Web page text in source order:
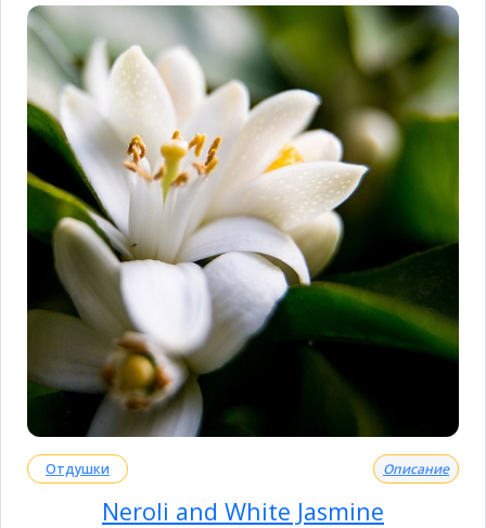
Отдушки Описание
Neroli and White Jasmine